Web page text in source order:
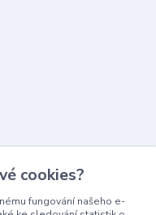
cookies?
fungování našeho e-